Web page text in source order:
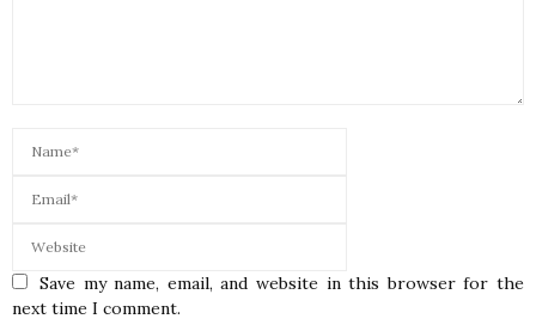
Save my name, email, and website in this browser for the
next time I comment.